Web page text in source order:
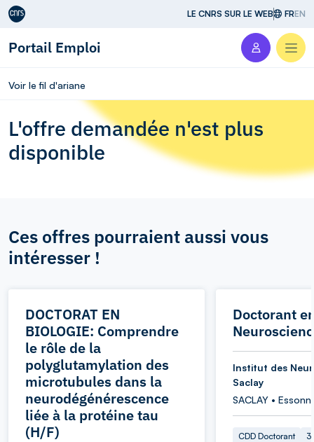
Aller au contenu LE CNRS SUR LE WEB FREN
Portail Emploi
Voir le fil d'ariane
L'offre demandée n'est plus
disponible
Ces offres pourraient aussi vous
intéresser !
DOCTORAT EN
BIOLOGIE: Comprendre
le rôle de la
polyglutamylation des
microtubules dans la
neurodégénérescence
liée à la protéine tau
(H/F)
Doctorant
Institut des
Saclay
SACLAY •
CDD Doctorant